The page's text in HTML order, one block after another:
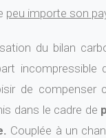
peu importe son
du bilan
incompressible
de compenser
dans le cadre de
Couplée à un